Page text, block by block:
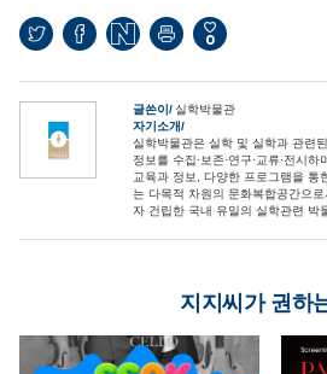
0
글쓴이
실학박물관
자기소개
실학박물관은 실학 및 실학과 관련
정보를 수집·보존·연구·교류·전시
교육과 정보, 다양한 프로그램을 통
는 다목적 차원의 문화복합공간으
자 건립한 국내 유일의 실학관련 박
지지씨가 권하